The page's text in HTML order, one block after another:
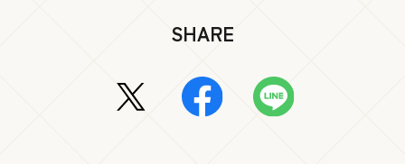
SHARE